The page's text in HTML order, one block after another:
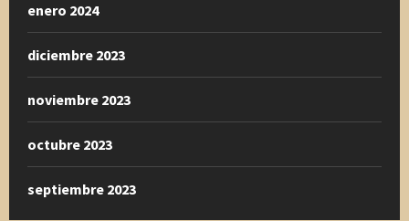
enero 2024
diciembre 2023
noviembre 2023
octubre 2023
septiembre 2023